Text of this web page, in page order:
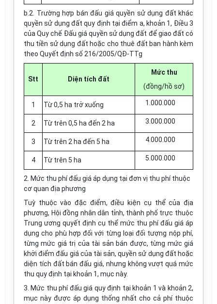
b.2. Trường hợp bán đấu giá quyền sử dụng đất khác
quyền sử dụng đất quy định tại điểm a, khoản 1, Điều 3
của Quy chế Đấu giá quyền sử dụng đất để giao đất có
thu tiền sử dụng đất hoặc cho thuê đất ban hành kèm
theo Quyết định số 216/2005/QĐ-TTg
Stt Diện tích đất
Mức thu
(đồng/hồ sơ)
1 Từ 0,5 ha trở xuống 1.000.000
2 Từ trên 0,5 ha đến 2 ha 3.000.000
3 Từ trên 2 ha đến 5 ha 4.000.000
4 Từ trên 5 ha 5.000.000
2. Mức thu phí đấu giá áp dụng tại đơn vị thu phí thuộc
cơ quan địa phương
Tuỳ thuộc vào đặc điểm, điều kiện cụ thể của địa
phương, Hội đồng nhân dân tỉnh, thành phố trực thuộc
Trung ương quyết định cụ thể mức thu phí đấu giá áp
dụng cho phù hợp đối với từng loại đối tượng nộp phí,
từng mức giá trị của tài sản bán được, từng mức giá
khởi điểm đấu giá của tài sản, quyền sử dụng đất hoặc
diện tích đất bán đấu giá, nhưng không vượt quá mức
thu quy định tại khoản 1, mục này.
3. Mức thu phí đấu giá quy định tại khoản 1 và khoản 2,
mục này được áp dụng thống nhất cho cả phí thuộc